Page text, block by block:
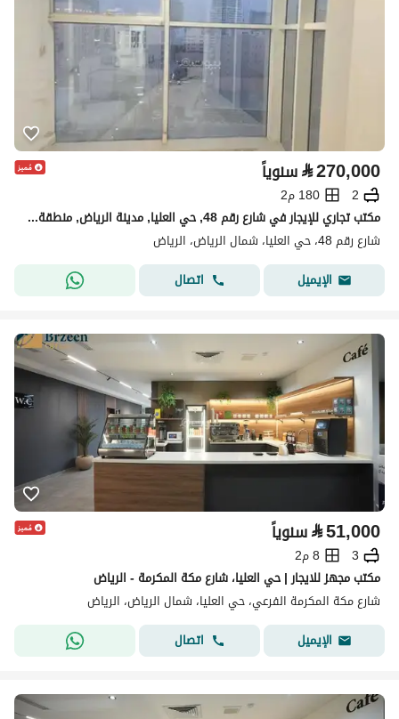
⃁270,000 سنوياً
2
180 م2
مكتب تجاري للإيجار في شارع رقم 48, حي العليا, مدينة الرياض, منطقة الرياض
شارع رقم 48، حي العليا، شمال الرياض، الرياض
الإيميل
اتصال
⃁51,000 سنوياً
3
8 م2
مكتب مجهز للايجار | حي العليا، شارع مكة المكرمة - الرياض
شارع مكة المكرمة الفرعي، حي العليا، شمال الرياض، الرياض
الإيميل
اتصال